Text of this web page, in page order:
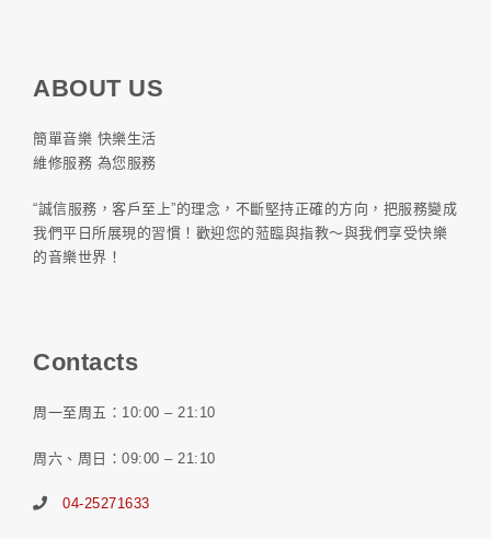
ABOUT US
簡單音樂 快樂生活
維修服務 為您服務
“誠信服務，客戶至上”的理念，不斷堅持正確的方向，把服務變成
我們平日所展現的習慣！歡迎您的蒞臨與指教～與我們享受快樂
的音樂世界！
Contacts
周一至周五：10:00 – 21:10
周六、周日：09:00 – 21:10
04-25271633